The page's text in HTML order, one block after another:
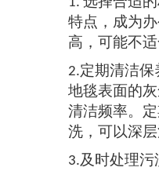
特点，成为
高，可能不
2.定期清洁
地毯表面的
清洁频率。
洗，可以深
3.及时处理